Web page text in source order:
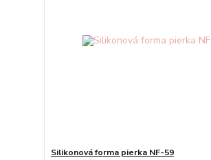
Silikonová forma pierka NF-59